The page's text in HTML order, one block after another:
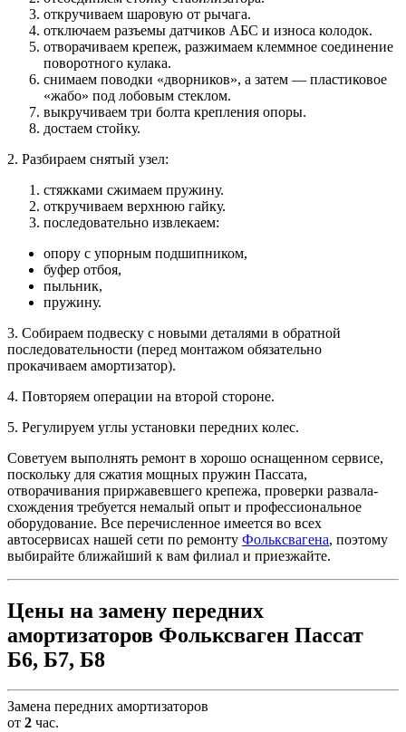
откручиваем шаровую от рычага.
отключаем разъемы датчиков АБС и износа колодок.
отворачиваем крепеж, разжимаем клеммное соединение
поворотного кулака.
снимаем поводки «дворников», а затем — пластиковое
«жабо» под лобовым стеклом.
выкручиваем три болта крепления опоры.
достаем стойку.
2. Разбираем снятый узел:
стяжками сжимаем пружину.
откручиваем верхнюю гайку.
последовательно извлекаем:
опору с упорным подшипником,
буфер отбоя,
пыльник,
пружину.
3. Собираем подвеску с новыми деталями в обратной
последовательности (перед монтажом обязательно
прокачиваем амортизатор).
4. Повторяем операции на второй стороне.
5. Регулируем углы установки передних колес.
Советуем выполнять ремонт в хорошо оснащенном сервисе,
поскольку для сжатия мощных пружин Пассата,
отворачивания приржавевшего крепежа, проверки развала-
схождения требуется немалый опыт и профессиональное
оборудование. Все перечисленное имеется во всех
автосервисах нашей сети по ремонту Фольксвагена, поэтому
выбирайте ближайший к вам филиал и приезжайте.
Цены на замену передних
амортизаторов Фольксваген Пассат
Б6, Б7, Б8
Замена передних амортизаторов
от 2 час.